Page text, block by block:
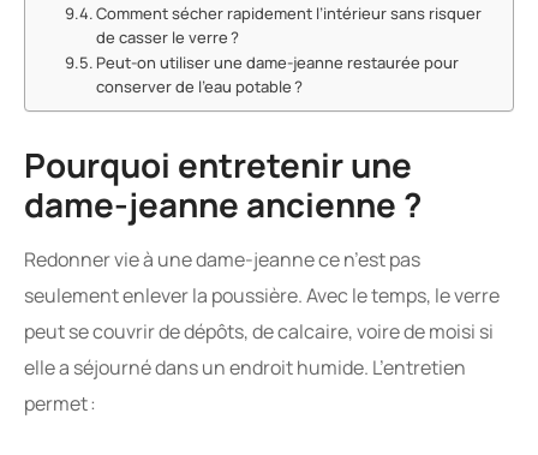
Comment sécher rapidement l’intérieur sans risquer
de casser le verre ?
Peut-on utiliser une dame-jeanne restaurée pour
conserver de l’eau potable ?
Pourquoi entretenir une
dame-jeanne ancienne ?
Redonner vie à une dame-jeanne ce n’est pas
seulement enlever la poussière. Avec le temps, le verre
peut se couvrir de dépôts, de calcaire, voire de moisi si
elle a séjourné dans un endroit humide. L’entretien
permet :